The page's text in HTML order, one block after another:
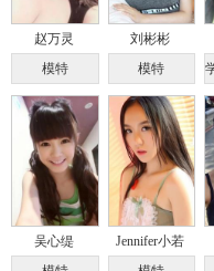
赵万灵
模特
刘彬彬
模特
吴心缇
Jennifer小若